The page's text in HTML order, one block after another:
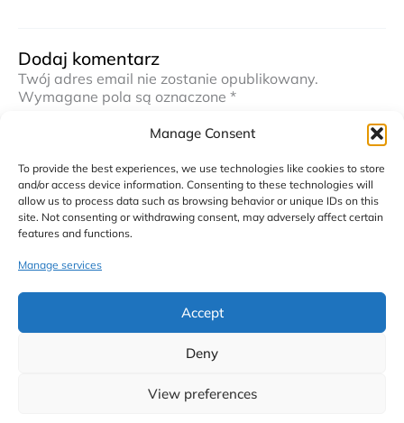
Manage Consent
To provide the best experiences, we use technologies like cookies to store
and/or access device information. Consenting to these technologies will
allow us to process data such as browsing behavior or unique IDs on this
site. Not consenting or withdrawing consent, may adversely affect certain
features and functions.
Manage services
Accept
Deny
View preferences
Dodaj komentarz
Twój adres email nie zostanie opublikowany.
Wymagane pola są oznaczone *
Nazwa*